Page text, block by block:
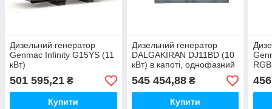
Дизельний генератор
Genmac Infinity G15YS (11
кВт)
501 595,21 ₴
Купити
Дизельний генератор
DALGAKIRAN DJ11BD (10
кВт) в капоті, однофазний
545 454,88₴
Купити